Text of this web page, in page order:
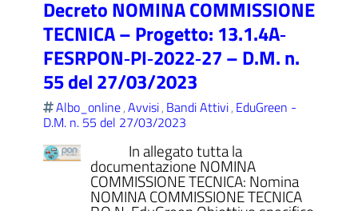
Decreto NOMINA COMMISSIONE
TECNICA – Progetto: 13.1.4A‐
FESRPON‐PI‐2022‐27 – D.M. n.
55 del 27/03/2023
Albo_online,Avvisi, Bandi Attivi, EduGreen -
D.M. n. 55 del 27/03/2023
In allegato tutta la
documentazione NOMINA
COMMISSIONE TECNICA: Nomina
NOMINA COMMISSIONE TECNICA